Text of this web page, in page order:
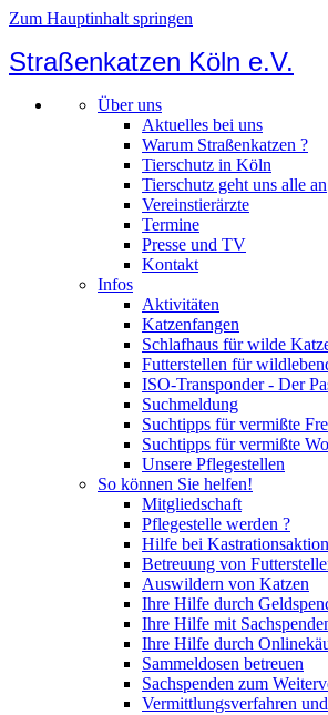
Zum Hauptinhalt springen
Straßenkatzen Köln e.V.
Über uns
Aktuelles bei uns
Warum Straßenkatzen ?
Tierschutz in Köln
Tierschutz geht uns alle an
Vereinstierärzte
Termine
Presse und TV
Kontakt
Infos
Aktivitäten
Katzenfangen
Schlafhaus für wilde
Futterstellen für
ISO-Transponder - Der
Suchmeldung
Suchtipps für vermißte
Suchtipps für vermißte
Unsere Pflegestellen
So können Sie helfen!
Mitgliedschaft
Pflegestelle werden ?
Hilfe bei
Betreuung von
Auswildern von Katzen
Ihre Hilfe durch
Ihre Hilfe mit
Ihre Hilfe durch
Sammeldosen betreuen
Sachspenden zum
Vermittlungsverfahren